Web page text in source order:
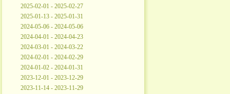
2025-02-01 - 2025-02-27
2025-01-13 - 2025-01-31
2024-05-06 - 2024-05-06
2024-04-01 - 2024-04-23
2024-03-01 - 2024-03-22
2024-02-01 - 2024-02-29
2024-01-02 - 2024-01-31
2023-12-01 - 2023-12-29
2023-11-14 - 2023-11-29